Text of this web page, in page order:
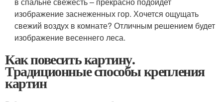
изображение заснеженных гор. Хочется ощущать
свежий воздух в комнате? Отличным решением будет
изображение весеннего леса.
Как повесить картину.
Традиционные способы крепления
картин